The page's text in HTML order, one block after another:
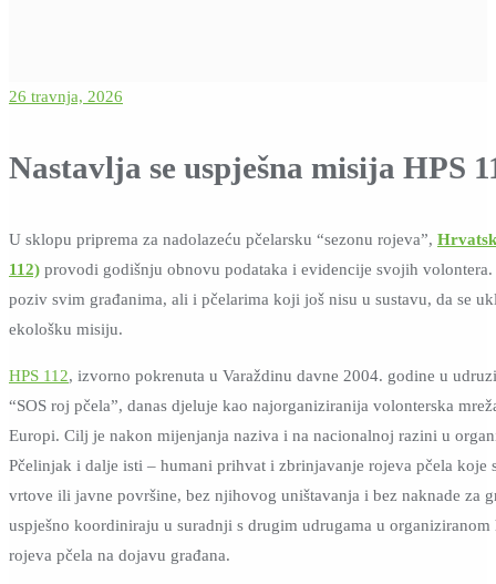
26 travnja, 2026
Nastavlja se uspješna misija HPS
U sklopu priprema za nadolazeću pčelarsku “sezonu rojeva”,
112) provodi godišnju obnovu podataka i evidencije svojih
poziv svim građanima, ali i pčelarima koji još nisu u sustavu, da se
ekološku misiju.
HPS 112, izvorno pokrenuta u Varaždinu davne 2004. godine u
“SOS roj pčela”, danas djeluje kao najorganiziranija volonterska
Europi. Cilj je nakon mijenjanja naziva i na nacionalnoj razini u
Pčelinjak i dalje isti – humani prihvat i zbrinjavanje rojeva pčela koje
vrtove ili javne površine, bez njihovog uništavanja i bez naknade za
uspješno koordiniraju u suradnji s drugim udrugama u
rojeva pčela na dojavu građana.